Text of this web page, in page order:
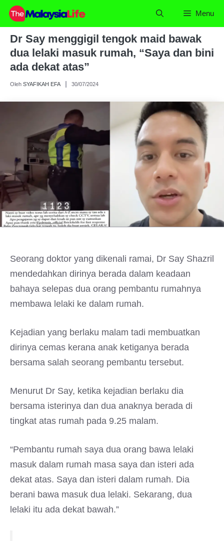
Skip
content
Menu
Dr Say menggigil tengok maid bawak
dua lelaki masuk rumah, “Saya dan bini
ada dekat atas”
Oleh SYAFIKAH EFA 30/07/2024
Seorang doktor yang dikenali ramai, Dr Say Shazril
mendedahkan dirinya berada dalam keadaan
bahaya selepas dua orang pembantu rumahnya
membawa lelaki ke dalam rumah.
Kejadian yang berlaku malam tadi membuatkan
dirinya cemas kerana anak ketiganya berada
bersama salah seorang pembantu tersebut.
Menurut Dr Say, ketika kejadian berlaku dia
bersama isterinya dan dua anaknya berada di
tingkat atas rumah pada 9.25 malam.
“Pembantu rumah saya dua orang bawa lelaki
masuk dalam rumah masa saya dan isteri ada
dekat atas. Saya dan isteri dalam rumah. Dia
berani bawa masuk dua lelaki. Sekarang, dua
lelaki itu ada dekat bawah.”